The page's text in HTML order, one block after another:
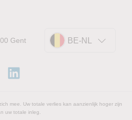
Gent BE-NL
mee. Uw totale verlies kan aanzienlijk hoger zijn
uw totale inleg.